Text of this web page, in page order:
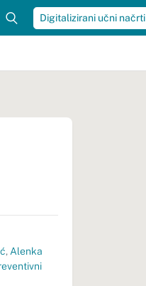
Digitalizirani učni načrti
, Alenka